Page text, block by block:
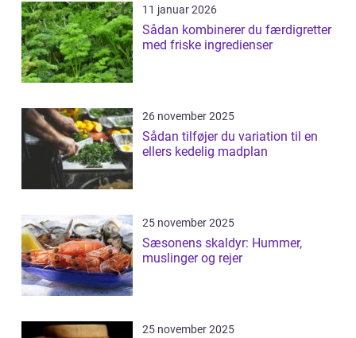
11 januar 2026
Sådan kombinerer du færdigretter
med friske ingredienser
26 november 2025
Sådan tilføjer du variation til en
ellers kedelig madplan
25 november 2025
Sæsonens skaldyr: Hummer,
muslinger og rejer
25 november 2025